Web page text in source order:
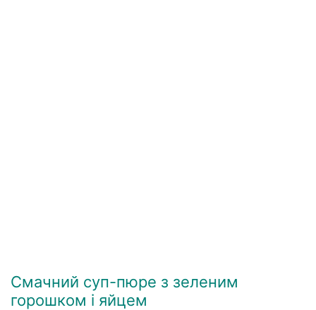
Смачний суп-пюре з зеленим
горошком і яйцем